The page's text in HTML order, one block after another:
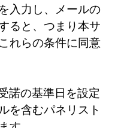
入力し、メールの
ると、つまり本サ
れらの条件に同意
諾の基準日を設定
を含むパネリスト